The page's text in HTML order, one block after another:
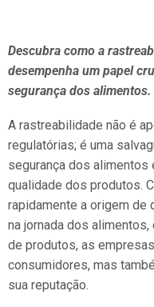
Descubra como a
desempenha um papel
segurança dos alimentos.
A rastreabilidade não é
regulatórias; é uma
segurança dos alimentos
qualidade dos produtos.
rapidamente a origem de
na jornada dos
de produtos, as
consumidores, mas
sua reputação.